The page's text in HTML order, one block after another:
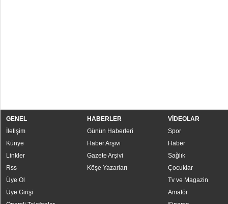
GENEL
İletişim
Künye
Linkler
Rss
Üye Ol
Üye Girişi
HABERLER
Günün Haberleri
Haber Arşivi
Gazete Arşivi
Köşe Yazarları
VİDEOLAR
Spor
Haber
Sağlık
Çocuklar
Tv ve Magazin
Amatör